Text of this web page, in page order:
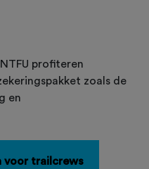
profiteren
zoals de
en
voor trailcrews